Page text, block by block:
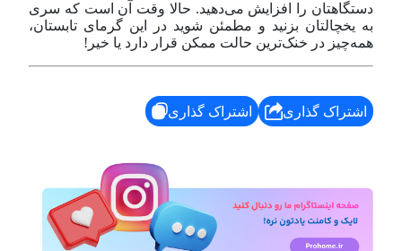
دستگاهتان را افزایش می‌دهید. حالا وقت آن است که سری
به یخچالتان بزنید و مطمئن شوید در این گرمای تابستان،
همه‌چیز در خنک‌ترین حالت ممکن قرار دارد یا خیر!
اشتراک گذاری اشتراک گذاری